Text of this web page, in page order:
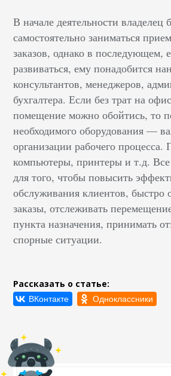
В начале деятельности владелец
самостоятельно заниматься
заказов, однако в последующем,
развиваться, ему понадобится
консультантов, менеджеров,
бухгалтера. Если без трат на
помещение можно обойтись, то
необходимого оборудования —
организации рабочего процесса.
компьютеры, принтеры и т.д. Все
для того, чтобы повысить
обслуживания клиентов, быстро
заказы, отслеживать
пункта назначения, принимать
спорные ситуации.
Рассказать о статье: